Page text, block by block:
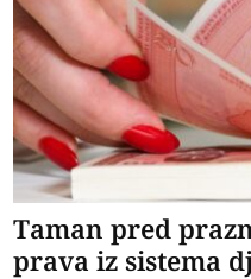
Taman pred
prava iz sistema